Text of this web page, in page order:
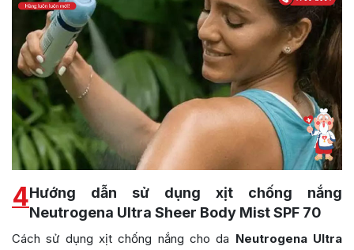
4Hướng dẫn sử dụng xịt chống nắng
Neutrogena Ultra Sheer Body Mist SPF 70
Cách sử dụng xịt chống nắng cho da Neutrogena Ultra